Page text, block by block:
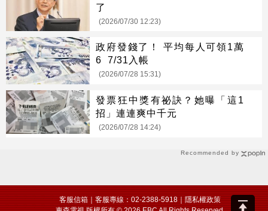
Recommended by
了
(2026/07/30 12:23)
政府發錢了！ 平均每人可領1萬
6 7/31入帳
(2026/07/28 15:31)
發票狂中獎有祕訣？她曝「這1
招」連連爽中千元
(2026/07/28 14:24)
客服信箱｜客服專線：02-2388-5918｜隱私權政策